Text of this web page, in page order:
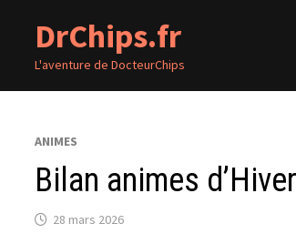
contenu
DrChips.fr
L'aventure de DocteurChips
ANIMES
Bilan animes
28 mars 2026